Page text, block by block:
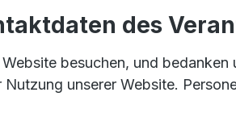
des
besuchen, und
unserer Website.